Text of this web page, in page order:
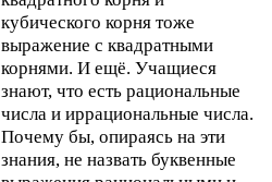
кубического корня тоже
выражение с квадратными
корнями. И ещё. Учащиеся
знают, что есть рациональные
числа и иррациональные числа.
Почему бы, опираясь на эти
знания, не назвать буквенные